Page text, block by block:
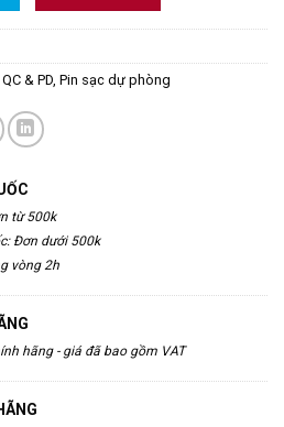
& PD Pin sạc dự phòng
từ 500k
Đơn dưới 500k
vòng 2h
hãng - giá đã bao gồm VAT